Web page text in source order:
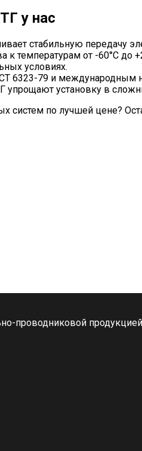
у нас
стабильную передачу
к температурам от -60°C до
условиях.
6323-79 и международным
упрощают установку в
по лучшей цене?
проводниковой